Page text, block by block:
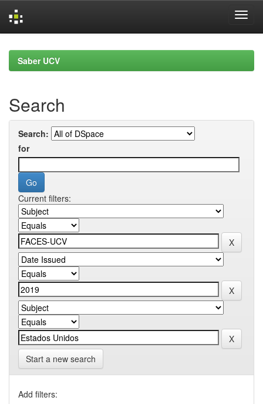
navigationSaber UCV
Search
Search:
for
Current filters:
Start a new search
Add filters: